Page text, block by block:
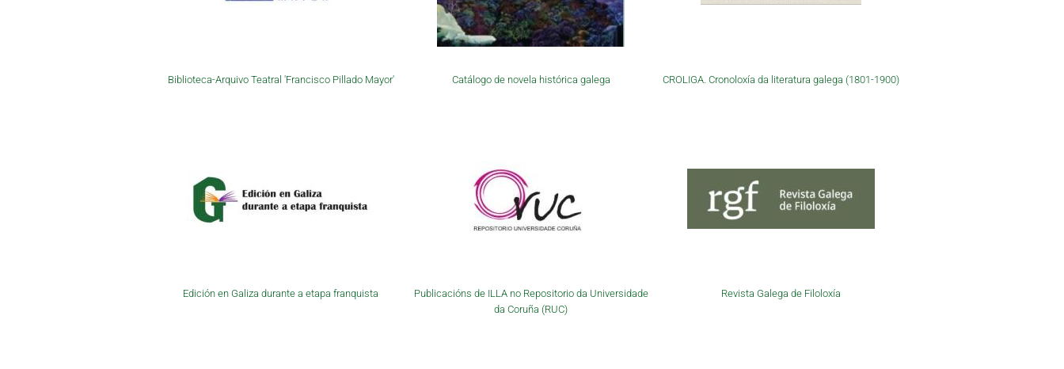
Biblioteca-Arquivo Teatral 'Francisco Pillado Mayor' Catálogo de novela histórica galega CROLIGA. Cronoloxía da literatura galega (1801-1900)
Edición en Galiza durante a etapa franquista
Publicacións de ILLA no Repositorio da Universidade
da Coruña (RUC)
Revista Galega de Filoloxía